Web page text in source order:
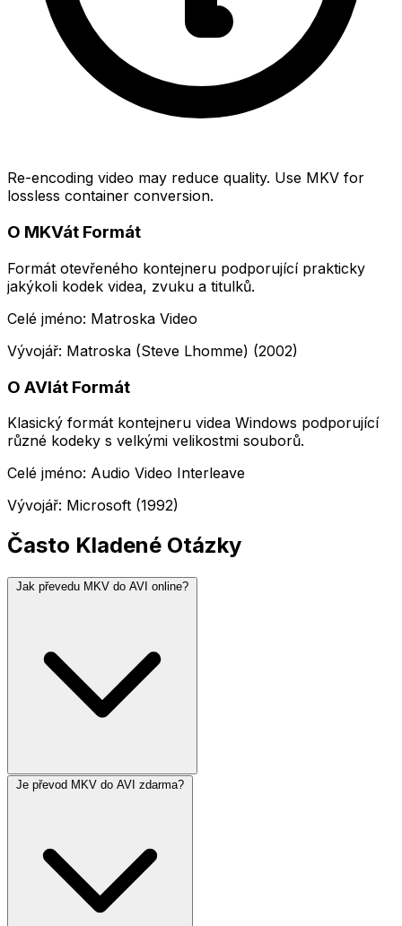
Re-encoding video may reduce quality. Use MKV for
lossless container conversion.
O MKVát Formát
Formát otevřeného kontejneru podporující prakticky
jakýkoli kodek videa, zvuku a titulků.
Celé jméno: Matroska Video
Vývojář: Matroska (Steve Lhomme) (2002)
O AVIát Formát
Klasický formát kontejneru videa Windows podporující
různé kodeky s velkými velikostmi souborů.
Celé jméno: Audio Video Interleave
Vývojář: Microsoft (1992)
Často Kladené Otázky
Jak převedu MKV do AVI online?
Je převod MKV do AVI zdarma?